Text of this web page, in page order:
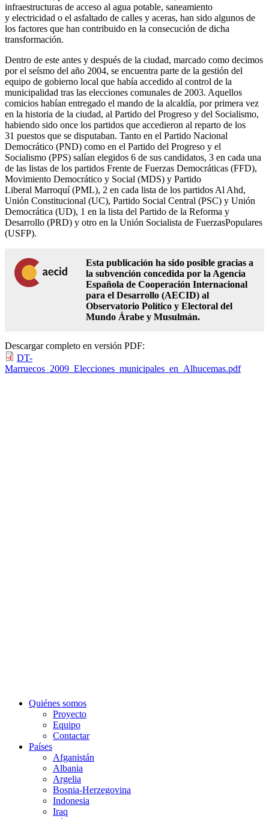
infraestructuras de acceso al agua potable, saneamiento
y electricidad o el asfaltado de calles y aceras, han sido algunos de
los factores que han contribuido en la consecución de dicha
transformación.
Dentro de este antes y después de la ciudad, marcado como decimos
por el seísmo del año 2004, se encuentra parte de la gestión del
equipo de gobierno local que había accedido al control de la
municipalidad tras las elecciones comunales de 2003. Aquellos
comicios habían entregado el mando de la alcaldía, por primera vez
en la historia de la ciudad, al Partido del Progreso y del Socialismo,
habiendo sido once los partidos que accedieron al reparto de los
31 puestos que se disputaban. Tanto en el Partido Nacional
Democrático (PND) como en el Partido del Progreso y el
Socialismo (PPS) salían elegidos 6 de sus candidatos, 3 en cada una
de las listas de los partidos Frente de Fuerzas Democráticas (FFD),
Movimiento Democrático y Social (MDS) y Partido
Liberal Marroquí (PML), 2 en cada lista de los partidos Al Ahd,
Unión Constitucional (UC), Partido Social Central (PSC) y Unión
Democrática (UD), 1 en la lista del Partido de la Reforma y
Desarrollo (PRD) y otro en la Unión Socialista de FuerzasPopulares
(USFP).
Esta publicación ha sido posible gracias a
la subvención concedida por la Agencia
Española de Cooperación Internacional
para el Desarrollo (AECID) al
Observatorio Político y Electoral del
Mundo Árabe y Musulmán.
Descargar completo en versión PDF:
DT-
Marruecos_2009_Elecciones_municipales_en_Alhucemas.pdf
Quiénes somos
Proyecto
Equipo
Contactar
Países
Afganistán
Albania
Argelia
Bosnia-Herzegovina
Indonesia
Iraq